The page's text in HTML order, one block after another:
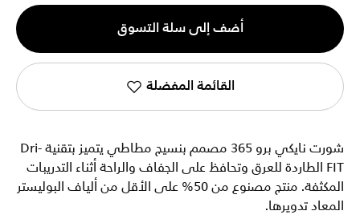
الكمية
1
أضف إلى سلة التسوق
القائمة المفضلة
شورت نايكي برو 365 مصمم بنسيج مطاطي يتميز بتقنية Dri-
FIT الطاردة للعرق وتحافظ على الجفاف والراحة أثناء التدريبات
المكثفة. منتج مصنوع من 50% على الأقل من ألياف البوليستر
المعاد تدويرها.